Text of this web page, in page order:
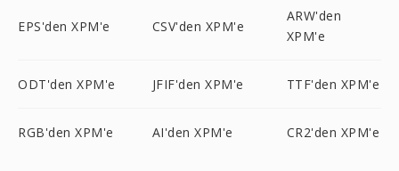
EPS'den XPM'e CSV'den XPM'e
ARW'den
XPM'e
ODT'den XPM'e JFIF'den XPM'e TTF'den XPM'e
RGB'den XPM'e AI'den XPM'e CR2'den XPM'e